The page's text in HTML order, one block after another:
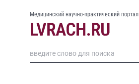
Медицинский научно-практический портал